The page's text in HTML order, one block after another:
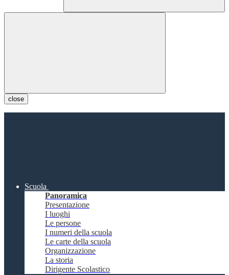
close
Scuola
Panoramica
Presentazione
I luoghi
Le persone
I numeri della scuola
Le carte della scuola
Organizzazione
La storia
Dirigente Scolastico